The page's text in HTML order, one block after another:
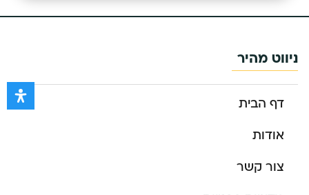
ניווט מהיר
דף הבית
אודות
צור קשר